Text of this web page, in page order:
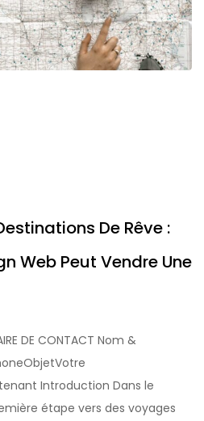
De Rêve :
Web Peut Vendre Une
DE CONTACT Nom &
Introduction Dans le
étape vers des voyages